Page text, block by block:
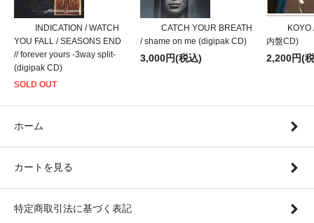
INDICATION / WATCH
YOU FALL / SEASONS END
// forever yours -3way split-
(digipak CD)
SOLD OUT
CATCH YOUR BREATH
/ shame on me (digipak CD)
3,000円(税込)
内盤CD)
2,200円(
ホーム
カートを見る
特定商取引法に基づく表記